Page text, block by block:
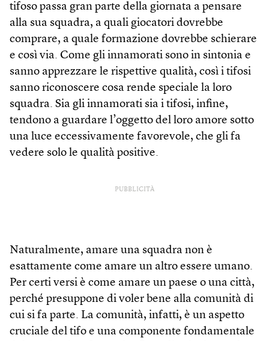
tifoso passa gran parte della giornata a pensare
alla sua squadra, a quali giocatori dovrebbe
comprare, a quale formazione dovrebbe schierare
e così via. Come gli innamorati sono in sintonia e
sanno apprezzare le rispettive qualità, così i tifosi
sanno riconoscere cosa rende speciale la loro
squadra. Sia gli innamorati sia i tifosi, infine,
tendono a guardare l’oggetto del loro amore sotto
una luce eccessivamente favorevole, che gli fa
vedere solo le qualità positive.
PUBBLICITÀ
Naturalmente, amare una squadra non è
esattamente come amare un altro essere umano.
Per certi versi è come amare un paese o una città,
perché presuppone di voler bene alla comunità di
cui si fa parte. La comunità, infatti, è un aspetto
cruciale del tifo e una componente fondamentale